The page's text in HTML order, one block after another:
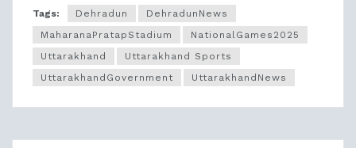
Tags: Dehradun
DehradunNews
MaharanaPratapStadium
NationalGames2025
Uttarakhand
Uttarakhand Sports
UttarakhandGovernment
UttarakhandNews